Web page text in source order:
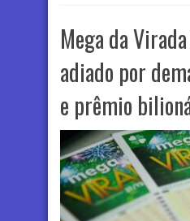
Mega da
adiado por
e prêmio